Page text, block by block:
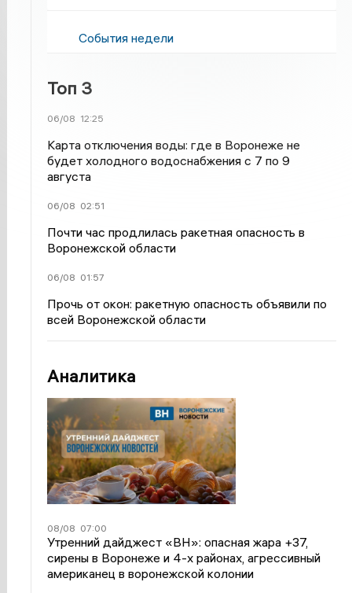
События недели
Топ 3
06/08 12:25
Карта отключения воды: где в Воронеже не
будет холодного водоснабжения с 7 по 9
августа
06/08 02:51
Почти час продлилась ракетная опасность в
Воронежской области
06/08 01:57
Прочь от окон: ракетную опасность объявили по
всей Воронежской области
Аналитика
08/08 07:00
Утренний дайджест «ВН»: опасная жара +37,
сирены в Воронеже и 4-х районах, агрессивный
американец в воронежской колонии